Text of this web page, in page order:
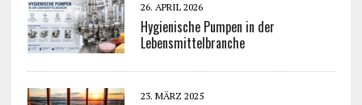
26. APRIL 2026
Hygienische Pumpen in der
Lebensmittelbranche
23. MÄRZ 2025